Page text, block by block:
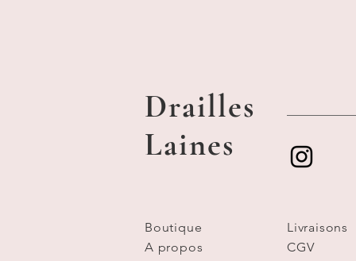
Drailles
Laines
Boutique
A propos
Livraisons
CGV